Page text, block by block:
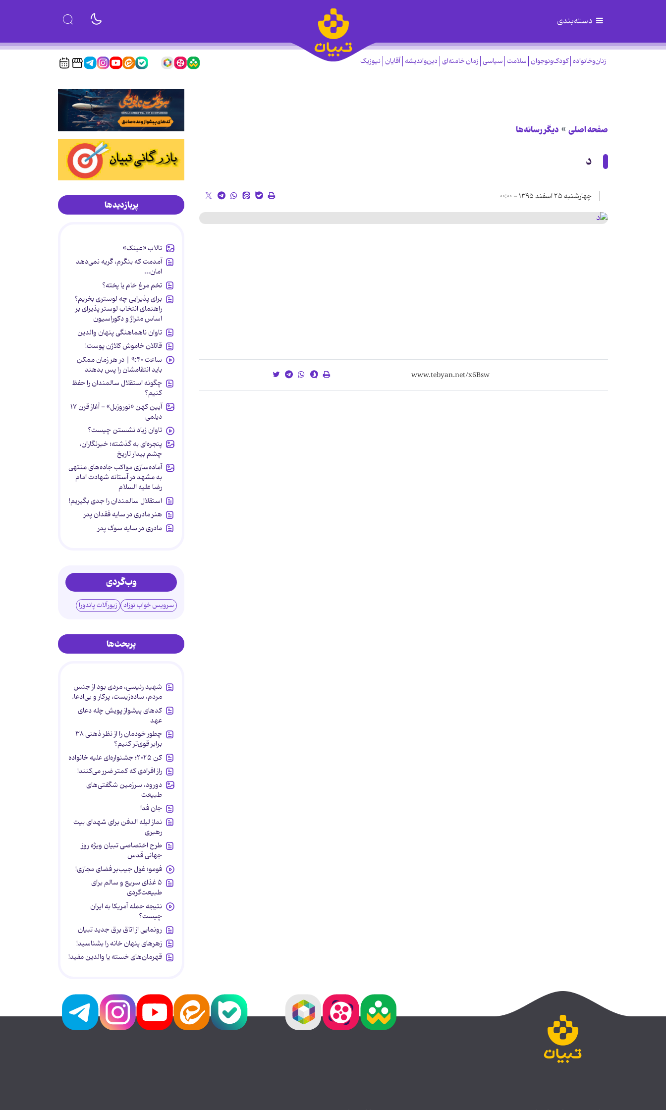
دسته‌بندی
زنان‌وخانواده کودک‌ونوجوان سلامت سیاسی زمان خامنه‌ای دین‌واندیشه آقایان نیوزیک
صفحه اصلی دیگر رسانه‌ها
د
چهارشنبه ۲۵ اسفند ۱۳۹۵ - ۰۰:۰۰
پربازدیدها
تالاب «عینک»
آمدمت که بنگرم، گریه نمی‌دهد
امان...
تخم مرغ خام یا پخته؟
برای پذیرایی چه لوستری بخریم؟
راهنمای انتخاب لوستر پذیرای بر
اساس متراژ و دکوراسیون
تاوان ناهماهنگی پنهان والدین
قاتلان خاموش کلاژن پوست!
ساعت ۹:۴۰ | در هر زمان ممکن
باید انتقامشان را پس بدهند
چگونه استقلال سالمندان را حفظ
کنیم؟
آیین کهن «نوروزبل» - آغاز قرن ۱۷
دیلمی
تاوان زیاد نشستن چیست؟
پنجره‌ای به گذشته؛ خبرنگاران،
چشم بیدار تاریخ
آماده‌سازی مواکب جاده‌های منتهی
به مشهد در آستانه شهادت امام
رضا علیه السلام
استقلال سالمندان را جدی بگیریم!
هنر مادری در سایه‌ فقدان پدر
مادری در سایه سوگ پدر
وب‌گردی
سرویس خواب نوزاد زیورآلات پاندورا
پربحث‌ها
شهید رئیسی، مردی بود از جنس
مردم، ساده‌زیست، پرکار و بی‌ادعا.
کدهای پیشواز پویش چله دعای
عهد
چطور خودمان را از نظر ذهنی ۳۸
برابر قوی‌تر کنیم؟
کن ۲۰۲۵؛ جشنواره‌ای علیه خانواده
راز افرادی که کمتر ضرر می‌کنند!
دورود، سرزمین شگفتی‌های
طبیعت
جان فدا
نماز لیله الدفن برای شهدای بیت
رهبری
طرح اختصاصی تبیان ویژه روز
جهانی قدس
فومو؛ غول جیب‌بر فضای مجازی!
۵ غذای سریع و سالم برای
طبیعت‌گردی
نتیجه حمله آمریکا به ایران
چیست؟
رونمایی از اتاق برق جدید تبیان
زهرهای پنهان خانه را بشناسید!
قهرمان‌های خسته یا والدین مفید!